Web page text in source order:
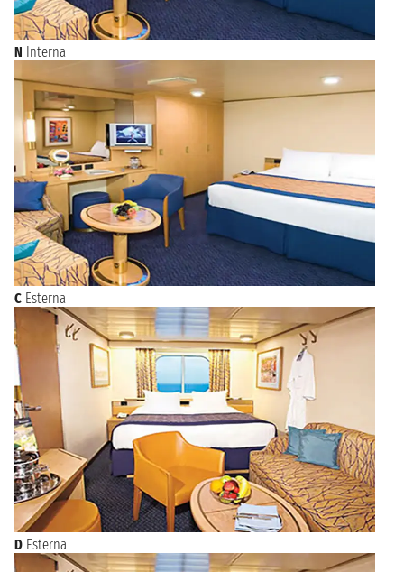
N Interna
C Esterna
D Esterna